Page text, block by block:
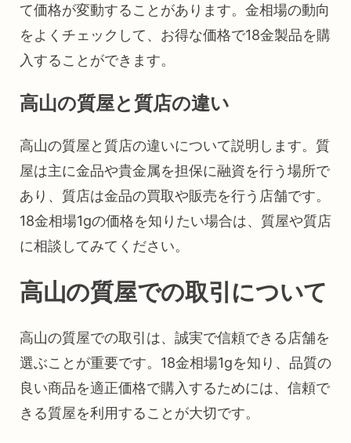
て価格が変動することがあります。金相場の動向
をよくチェックして、お得な価格で18金製品を購
入することができます。
高山の質屋と質店の違い
高山の質屋と質店の違いについて説明します。質
屋は主に金品や貴金属を担保に融資を行う場所で
あり、質店は金品の買取や販売を行う店舗です。
18金相場1gの価格を知りたい場合は、質屋や質店
に相談してみてください。
高山の質屋での取引について
高山の質屋での取引は、誠実で信頼できる店舗を
選ぶことが重要です。18金相場1gを知り、品質の
良い商品を適正価格で購入するためには、信頼で
きる質屋を利用することが大切です。